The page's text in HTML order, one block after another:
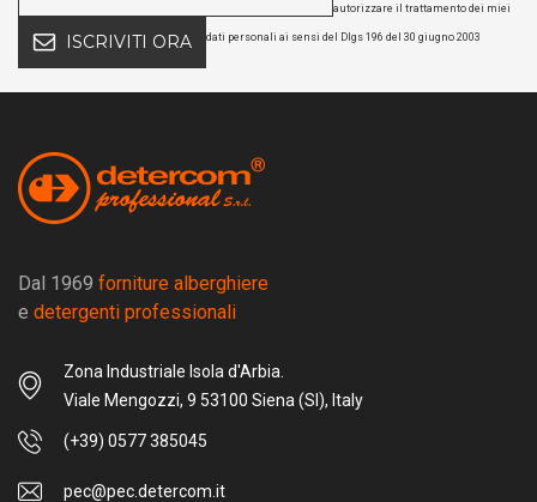
ISCRIVITI ORA
autorizzare il trattamento dei miei
dati personali ai sensi del Dlgs 196 del 30 giugno 2003
Dal 1969 forniture alberghiere
e detergenti professionali
Zona Industriale Isola d'Arbia.
Viale Mengozzi, 9 53100 Siena (SI), Italy
(+39) 0577 385045
pec@pec.detercom.it